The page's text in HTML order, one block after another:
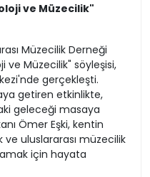
ve Müzecilik"
Müzecilik Derneği
ve Müzecilik" söyleşisi,
gerçekleşti.
getiren etkinlikte,
geleceği masaya
Ömer Eşki, kentin
ve uluslararası müzecilik
için hayata